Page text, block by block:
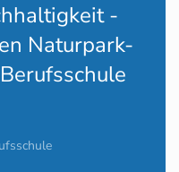
-
Naturpark-